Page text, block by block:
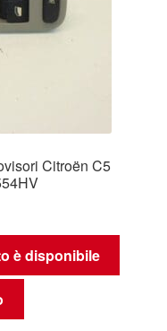
Citroën C5
è disponibile